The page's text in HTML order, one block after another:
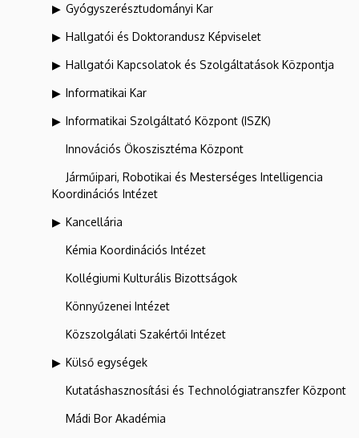
Gyógyszerésztudományi Kar
Hallgatói és Doktorandusz Képviselet
Hallgatói Kapcsolatok és Szolgáltatások Központja
Informatikai Kar
Informatikai Szolgáltató Központ (ISZK)
Innovációs Ökoszisztéma Központ
Járműipari, Robotikai és Mesterséges Intelligencia
Koordinációs Intézet
Kancellária
Kémia Koordinációs Intézet
Kollégiumi Kulturális Bizottságok
Könnyűzenei Intézet
Közszolgálati Szakértői Intézet
Külső egységek
Kutatáshasznosítási és Technológiatranszfer Központ
Mádi Bor Akadémia